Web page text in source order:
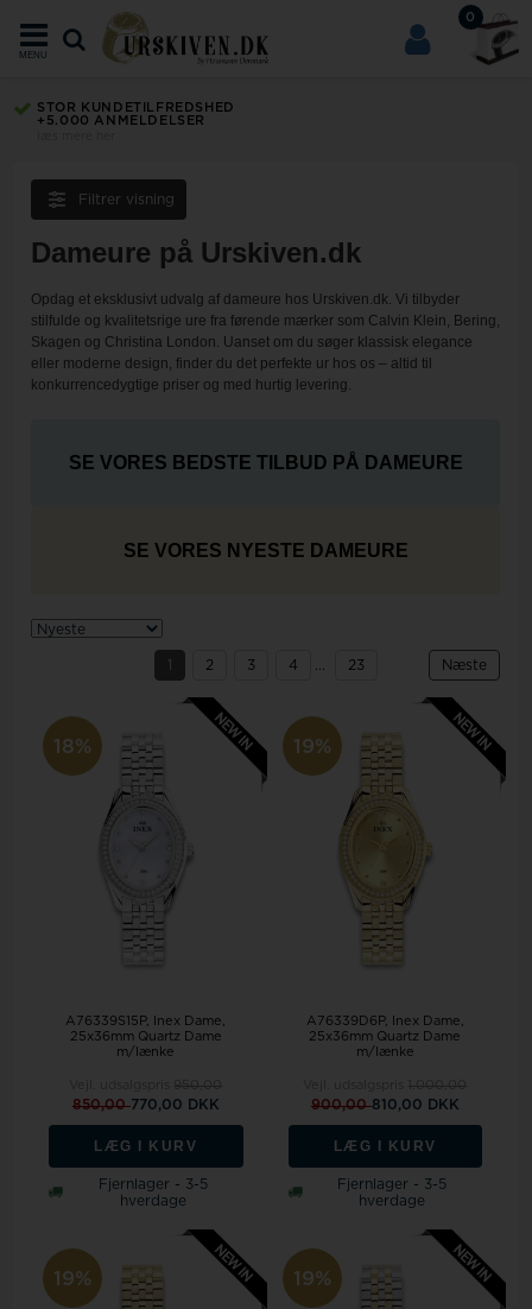
0
MENU
MULIGHED FOR FRI LEVERING
Filtrer visning
Dameure på Urskiven.dk
Opdag et eksklusivt udvalg af dameure hos Urskiven.dk. Vi tilbyder
stilfulde og kvalitetsrige ure fra førende mærker som Calvin Klein, Bering,
Skagen og Christina London. Uanset om du søger klassisk elegance
eller moderne design, finder du det perfekte ur hos os – altid til
konkurrencedygtige priser og med hurtig levering.
SE VORES BEDSTE TILBUD PÅ DAMEURE
SE VORES NYESTE DAMEURE
2 3 4 23 Næste
18%
A76339S15P, Inex Dame,
25x36mm Quartz Dame
m/lænke
850,00770,00 DKK
LÆG I KURV
Fjernlager - 3-5
hverdage
19%
A76339D6P, Inex Dame,
25x36mm Quartz Dame
m/lænke
900,00810,00 DKK
LÆG I KURV
Fjernlager - 3-5
hverdage
19% 19%